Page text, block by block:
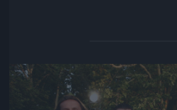
Jön még